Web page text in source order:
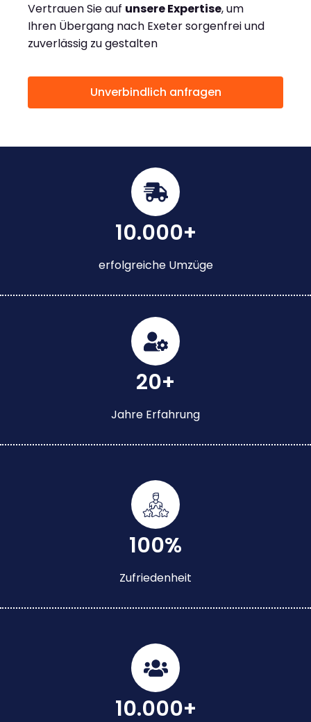
Vertrauen Sie auf unsere Expertise, um
Ihren Übergang nach Exeter sorgenfrei und
zuverlässig zu gestalten
Unverbindlich anfragen
10.000+
erfolgreiche Umzüge
20+
Jahre Erfahrung
100%
Zufriedenheit
10.000+